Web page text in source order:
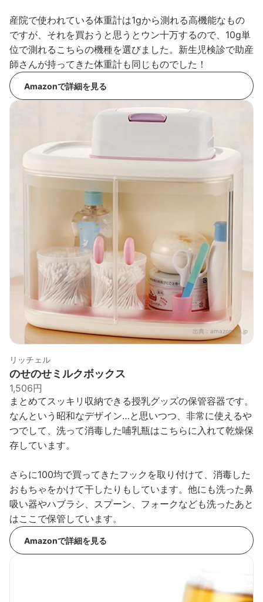
産院で使われている体重計は1gから測れる高機能なもの
ですが、それを買おうと思うとウン十万するので、10g単
位で測れるこちらの機種を選びました。新生児検診で助産
師さんが持ってきた体重計も同じものでした！
Amazonで詳細を見る
出典： amazon.co.jp
リッチェル
のせのせミルクボックス
1,506円
まとめてスッキリ収納できる授乳グッズの保管容器です。
なんという昭和なデザイン…と思いつつ、非常に使えるや
つでして、洗って消毒した哺乳瓶はこちらに入れて乾燥保
存しています。
さらに100均で買ってきたフックを取り付けて、消毒した
おもちゃをかけて干したりもしています。他にも洗った鼻
吸い器やハブラシ、スプーン、フォークなども洗ったあと
はここで保管しています。
Amazonで詳細を見る